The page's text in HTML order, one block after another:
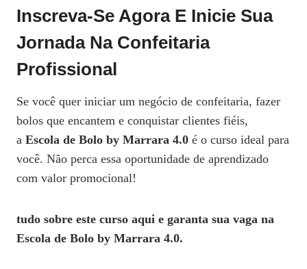
Inscreva-Se Agora E Inicie Sua
Jornada Na Confeitaria
Profissional
Se você quer iniciar um negócio de confeitaria, fazer
bolos que encantem e conquistar clientes fiéis,
a Escola de Bolo by Marrara 4.0 é o curso ideal para
você. Não perca essa oportunidade de aprendizado
com valor promocional!
tudo sobre este curso aqui e garanta sua vaga na
Escola de Bolo by Marrara 4.0.